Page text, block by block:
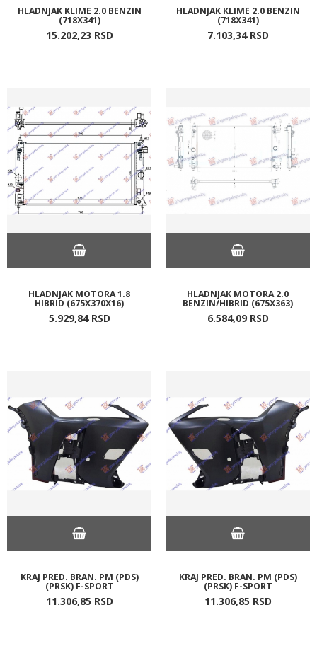
HLADNJAK KLIME 2.0 BENZIN
(718X341)
15.202,23 RSD
HLADNJAK KLIME 2.0 BENZIN
(718X341)
7.103,34 RSD
HLADNJAK MOTORA 1.8
HIBRID (675X370X16)
5.929,84 RSD
HLADNJAK MOTORA 2.0
BENZIN/HIBRID (675X363)
6.584,09 RSD
KRAJ PRED. BRAN. PM (PDS)
(PRSK) F-SPORT
11.306,85 RSD
KRAJ PRED. BRAN. PM (PDS)
(PRSK) F-SPORT
11.306,85 RSD